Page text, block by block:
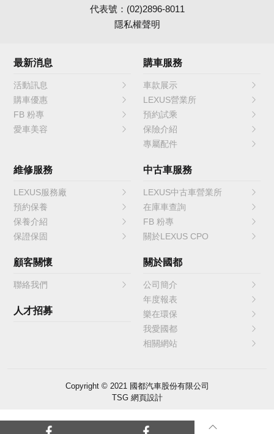
代表號：(02)2896-8011
隱私權聲明
最新消息
活動訊息
購車優惠
FB 粉專
愛車美容
購車服務
車款展示
LEXUS營業所
預約試乘
保險介紹
專屬配件
維修服務
LEXUS服務廠
預約保養
保養介紹
保證保固
中古車服務
LEXUS中古車營業所
在庫車查詢
FB 粉專
關於LEXUS CPO
顧客關懷
聯絡我們
人才招募
關於國都
公司簡介
年度報表
樂在環保
我愛國都
相關網站
Copyright © 2021 國都汽車股份有限公司
TSG 網頁設計